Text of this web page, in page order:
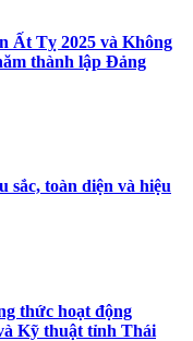
Ất Tỵ 2025 và Không
thành lập Đảng
sắc, toàn diện và hiệu
thức hoạt động
Kỹ thuật tỉnh Thái